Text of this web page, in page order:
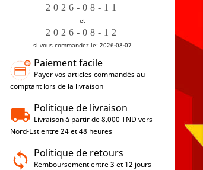
et
si vous commandez le: 2026-08-07
Paiement facile
Payer vos articles commandés au
comptant lors de la livraison
Politique de livraison
Livraison à partir de 8.000 TND vers
Nord-Est entre 24 et 48 heures
Politique de retours
Remboursement entre 3 et 12 jours